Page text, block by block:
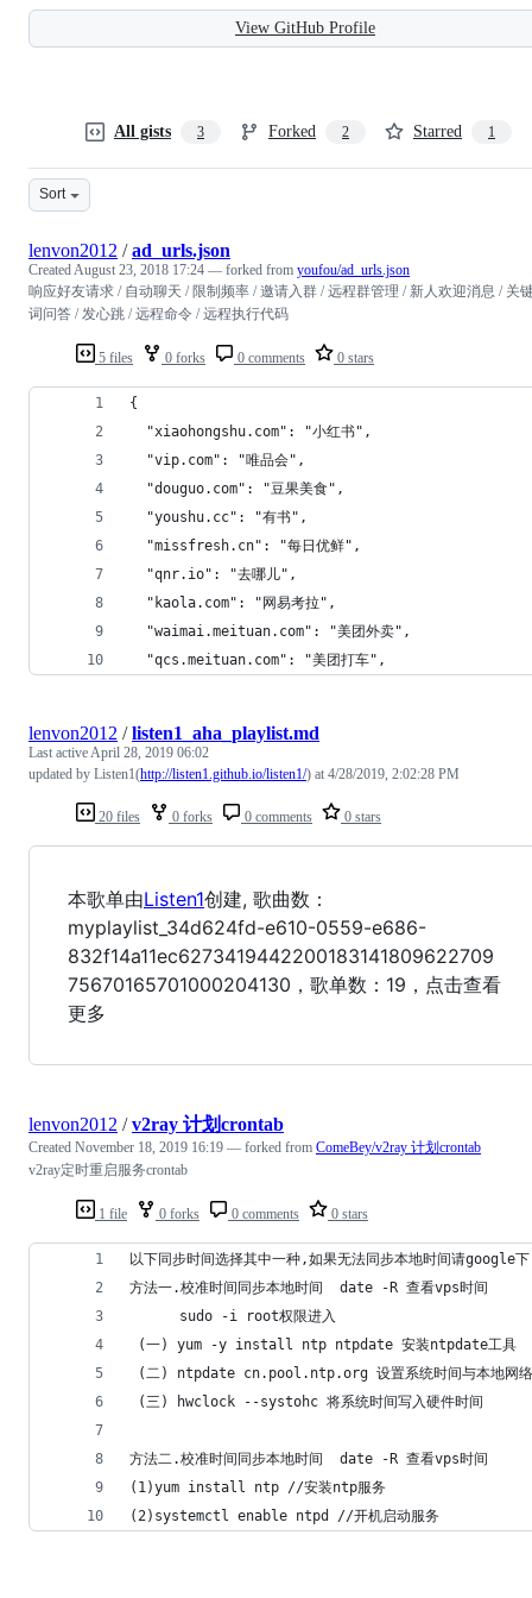
View GitHub Profile
All gists 3 Forked 2 Starred 1
Sort
5 files 0 forks 0 comments 0 stars
lenvon2012 /ad_urls.json
CreatedAugust 23, 2018 17:24 — forked from youfou/ad_urls.json
响应好友请求 / 自动聊天 / 限制频率 / 邀请入群 / 远程群管理 / 新人欢迎消息 / 关
词问答 / 发心跳 / 远程命令 / 远程执行代码
{
  "xiaohongshu.com": "小红书",
  "vip.com": "唯品会",
  "douguo.com": "豆果美食",
  "youshu.cc": "有书",
  "missfresh.cn": "每日优鲜",
  "qnr.io": "去哪儿",
  "kaola.com": "网易考拉",
  "waimai.meituan.com": "美团外卖",
  "qcs.meituan.com": "美团打车",
20 files 0 forks 0 comments 0 stars
lenvon2012 /listen1_aha_playlist.md
Last activeApril 28, 2019 06:02
updated by Listen1(http://listen1.github.io/listen1/) at 4/28/2019, 2:02:28 PM
本歌单由Listen1创建, 歌曲数：
myplaylist_34d624fd-e610-0559-e686-
832f14a11ec6273419442200183141809622709
75670165701000204130，歌单数：19，点击查看
更多
1 file 0 forks 0 comments 0 stars
lenvon2012 /v2ray 计划crontab
Created November 18, 2019 16:19 — forked from ComeBey/v2ray 计划crontab
v2ray定时重启服务crontab
以下同步时间选择其中一种,如果无法同步本地时间请
方法一.校准时间同步本地时间  date -R 查看vps时间
      sudo -i root权限进入
(一) yum -y install ntp ntpdate 安装ntpdate工具
(二) ntpdate cn.pool.ntp.org 设置系统时间与本地网络
(三) hwclock --systohc 将系统时间写入硬件时间
方法二.校准时间同步本地时间  date -R 查看vps时间
(1)yum install ntp //安装ntp服务
(2)systemctl enable ntpd //开机启动服务